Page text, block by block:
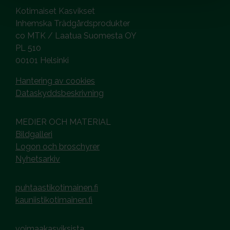
Kotimaiset Kasvikset
Inhemska Trädgårdsprodukter
co MTK / Laatua Suomesta OY
PL 510
00101 Helsinki
Hantering av cookies
Dataskyddsbeskrivning
MEDIER OCH MATERIAL
Bildgalleri
Logon och broschyrer
Nyhetsarkiv
puhtaastikotimainen.fi
kauniistikotimainen.fi